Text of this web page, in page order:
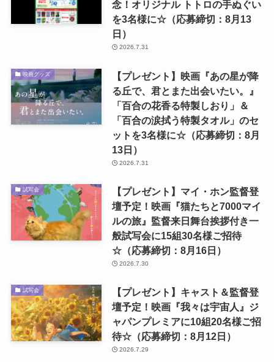
念！オリジナル トトロの手ぬぐい
を3名様に☆（応募締切：8月13
日）
2026.7.31
映画グッズ
【プレゼント】映画『あの星が降
る丘で、君とまた出会いたい。』
「百合の花香る特製しおり」＆
「百合の涙拭う特製タオル」のセ
ットを3名様に☆（応募締切：8月
13日）
2026.7.31
試写会
【プレゼント】マイ・ホン監督登
壇予定！映画『猫たちと7000マイ
ルの旅』監督来日舞台挨拶付き一
般試写会に15組30名様ご招待
☆（応募締切：8月16日）
2026.7.30
試写会
【プレゼント】キャスト＆監督登
壇予定！映画『我々は宇宙人』ジ
ャパンプレミアに10組20名様ご招
待☆（応募締切：8月12日）
2026.7.29